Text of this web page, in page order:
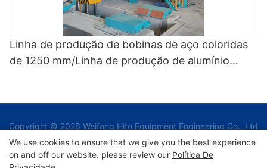
Linha de produção de bobinas de aço coloridas
de 1250 mm/Linha de produção de alumínio
Copyright © 2026 Weifang Hito Equipment Engineering Co., Ltd
|
We use cookies to ensure that we give you the best experience
on and off our website. please review our Política De